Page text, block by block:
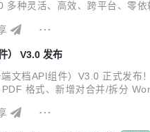
多种灵活、高效、跨平台、零
） V3.0 发布
文档API组件）V3.0 正式发
格式、新增对合并/拆分